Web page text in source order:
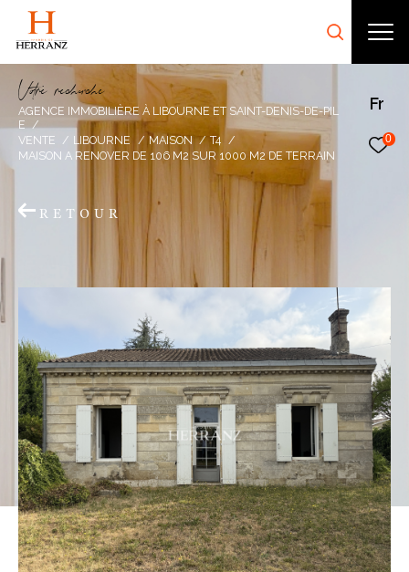
Fr
0
Vore recece
AGENCE IMMOBILIÈRE À LIBOURNE ET SAINT-DENIS-DE-PIL
E
VENTE
LIBOURNE MAISON
T4
MAISON A RENOVER DE 106 M2 SUR 1000 M2 DE TERRAIN
RETOUR